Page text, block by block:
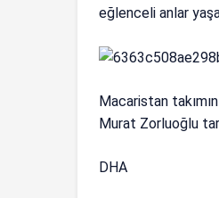
eğlenceli anlar
Macaristan
Murat Zorluoğlu
DHA